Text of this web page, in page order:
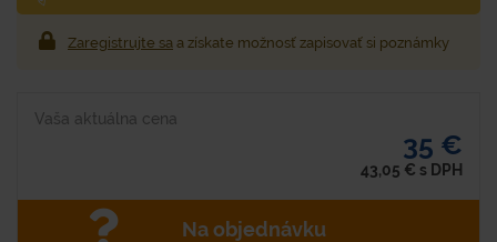
Zaregistrujte sa a získate možnosť zapisovať si poznámky
Vaša aktuálna cena
35 €
43,05 € s DPH
Na objednávku